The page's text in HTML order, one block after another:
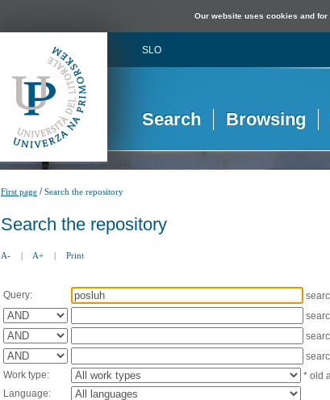
Our website uses cookies and
SLO
Search Browsing
First page /Search the repository
Search the repository
A- | A+ | Print
Query:
Work type:
* old
Language: